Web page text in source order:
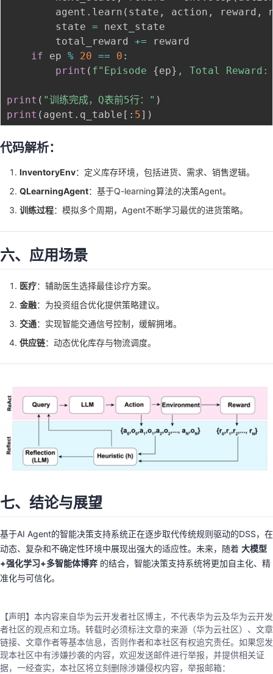
        agent
. learn ( state , action , reward ,
        state
= next_state
        total_reward
+= reward
if ep % 20 == 0 :
print ( f"Episode {ep} , Total
print ( "训练完成，Q表前5行：" )
print ( agent . q_table [ : 5] )
代码解析：
InventoryEnv：定义库存环境，包括进货、需求、销售逻辑。
QLearningAgent：基于Q-learning算法的决策Agent。
训练过程：模拟多个周期，Agent不断学习最优的进货策略。
六、应用场景
医疗：辅助医生选择最佳诊疗方案。
金融：为投资组合优化提供策略建议。
交通：实现智能交通信号控制，缓解拥堵。
供应链：动态优化库存与物流调度。
七、结论与展望
基于AI Agent的智能决策支持系统正在逐步取代传统规则驱动的DSS，在
动态、复杂和不确定性环境中展现出强大的适应性。未来，随着 大模型
+强化学习+多智能体博弈 的结合，智能决策支持系统将更加自主化、精
准化与可信化。
【声明】本内容来自华为云开发者社区博主，不代表华为云及华为云开发
者社区的观点和立场。转载时必须标注文章的来源（华为云社区）、文章
链接、文章作者等基本信息，否则作者和本社区有权追究责任。如果您发
现本社区中有涉嫌抄袭的内容，欢迎发送邮件进行举报，并提供相关证
据，一经查实，本社区将立刻删除涉嫌侵权内容，举报邮箱：